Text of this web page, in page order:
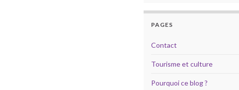
PAGES
Contact
Tourisme et culture
Pourquoi ce blog ?